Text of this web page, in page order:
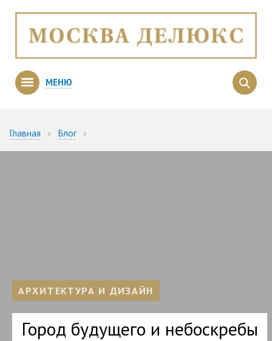
МЕНЮ
Главная Блог
АРХИТЕКТУРА И ДИЗАЙН
Город будущего и небоскребы